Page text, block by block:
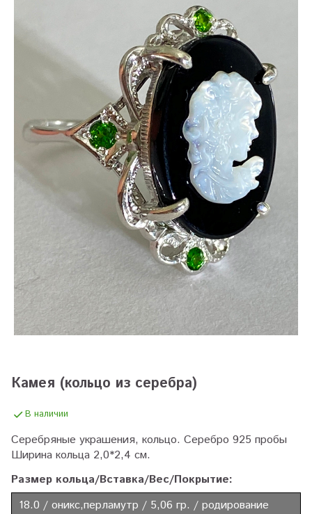
Камея (кольцо из серебра)
В наличии
Серебряные украшения, кольцо. Серебро 925 пробы
Ширина кольца 2,0*2,4 см.
Размер кольца/Вставка/Вес/Покрытие:
18.0 / оникс,перламутр / 5,06 гр. / родирование